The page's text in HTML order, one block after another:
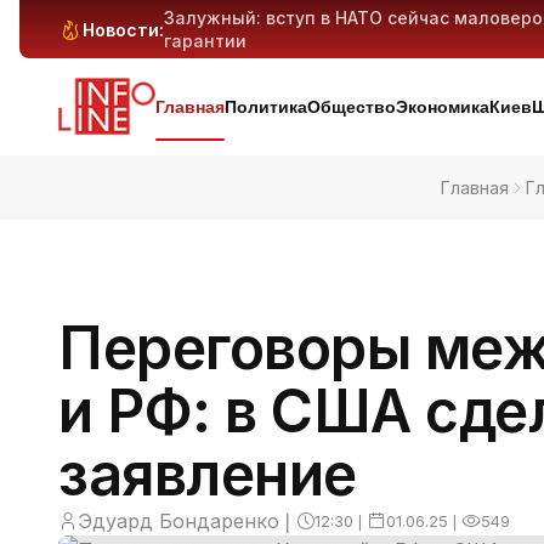
Новости:
Залужный: вступ в НАТО сейчас
гарантии
Антибиотикорезистентность у детей
Генеративный ИИ может вытеснить
Киев и область под массированным
ГлавнаяПолитикаОбществоЭкономикаКиев
Главная
Переговоры
и РФ: в США
заявление
Эдуард Бондаренко ❘ 12:30 ❘ 01.06.25 ❘ 549